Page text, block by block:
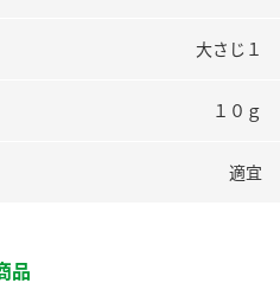
大さじ１
１０ｇ
適宜
品